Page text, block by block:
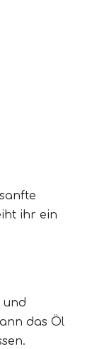
ihr ein
und
das Öl